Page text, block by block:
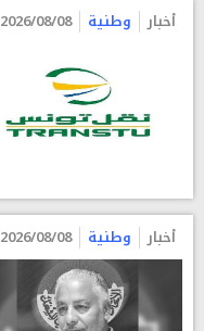
أخبار وطنية 2026/08/08 11:35
أخبار وطنية 2026/08/08 11:18